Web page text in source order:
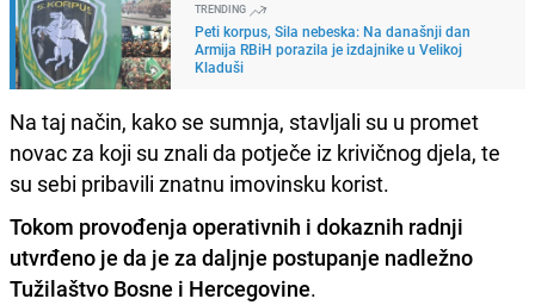
TRENDING
Peti korpus, Sila nebeska: Na današnji dan
Armija RBiH porazila je izdajnike u Velikoj
Kladuši
Na taj način, kako se sumnja, stavljali su u promet
novac za koji su znali da potječe iz krivičnog djela, te
su sebi pribavili znatnu imovinsku korist.
Tokom provođenja operativnih i dokaznih radnji
utvrđeno je da je za daljnje postupanje nadležno
Tužilaštvo Bosne i Hercegovine.